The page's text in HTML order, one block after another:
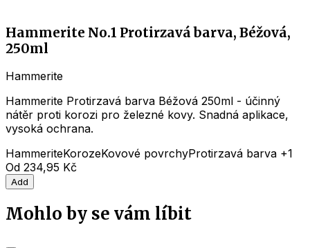
Hammerite No.1 Protirzavá barva, Béžová,
250ml
Hammerite
Hammerite Protirzavá barva Béžová 250ml - účinný
nátěr proti korozi pro železné kovy. Snadná aplikace,
vysoká ochrana.
HammeriteKorozeKovové povrchyProtirzavá barva +1
Od 234,95 Kč
Add
Mohlo by se vám líbit